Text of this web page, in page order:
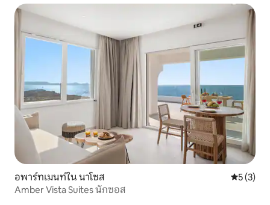
อพาร์ทเมนท์ใน นาโซส คะแนนเฉ
5 (3)
Amber Vista Suites นักซอส